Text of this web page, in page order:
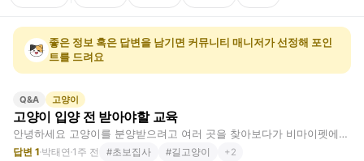
좋은 정보 혹은 답변을 남기면 커뮤니티 매니저가 선정해 포인
트를 드려요
Q&A 고양이
고양이 입양 전 받아야할 교육
안녕하세요 고양이를 분양받으려고 여러 곳을 찾아보다가 비마이펫에서 유기묘를 입양하기로…
답변 1 박태연 1주 전 #초보집사 #길고양이 + 2